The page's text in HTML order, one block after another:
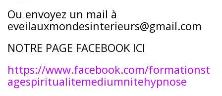
Ou envoyez un mail à
eveilauxmondesinterieurs@gmail.com
NOTRE PAGE FACEBOOK ICI
https://www.facebook.com/formationst
agespiritualitemediumnitehypnose